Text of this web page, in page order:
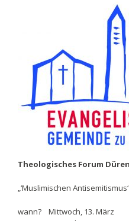
Theologisches Forum Düren
„‘Muslimischen
wann? Mittwoch, 13. März